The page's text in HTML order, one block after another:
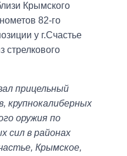
Крымского
82-го
у г.Счастье
стрелкового
прицельный
крупнокалиберных
оружия по
сил в районах
Крымское,